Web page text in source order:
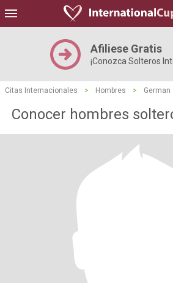
Afiliese Gratis
¡Conozca Solteros
Citas Internacionales > Hombres > German
Conocer hombres